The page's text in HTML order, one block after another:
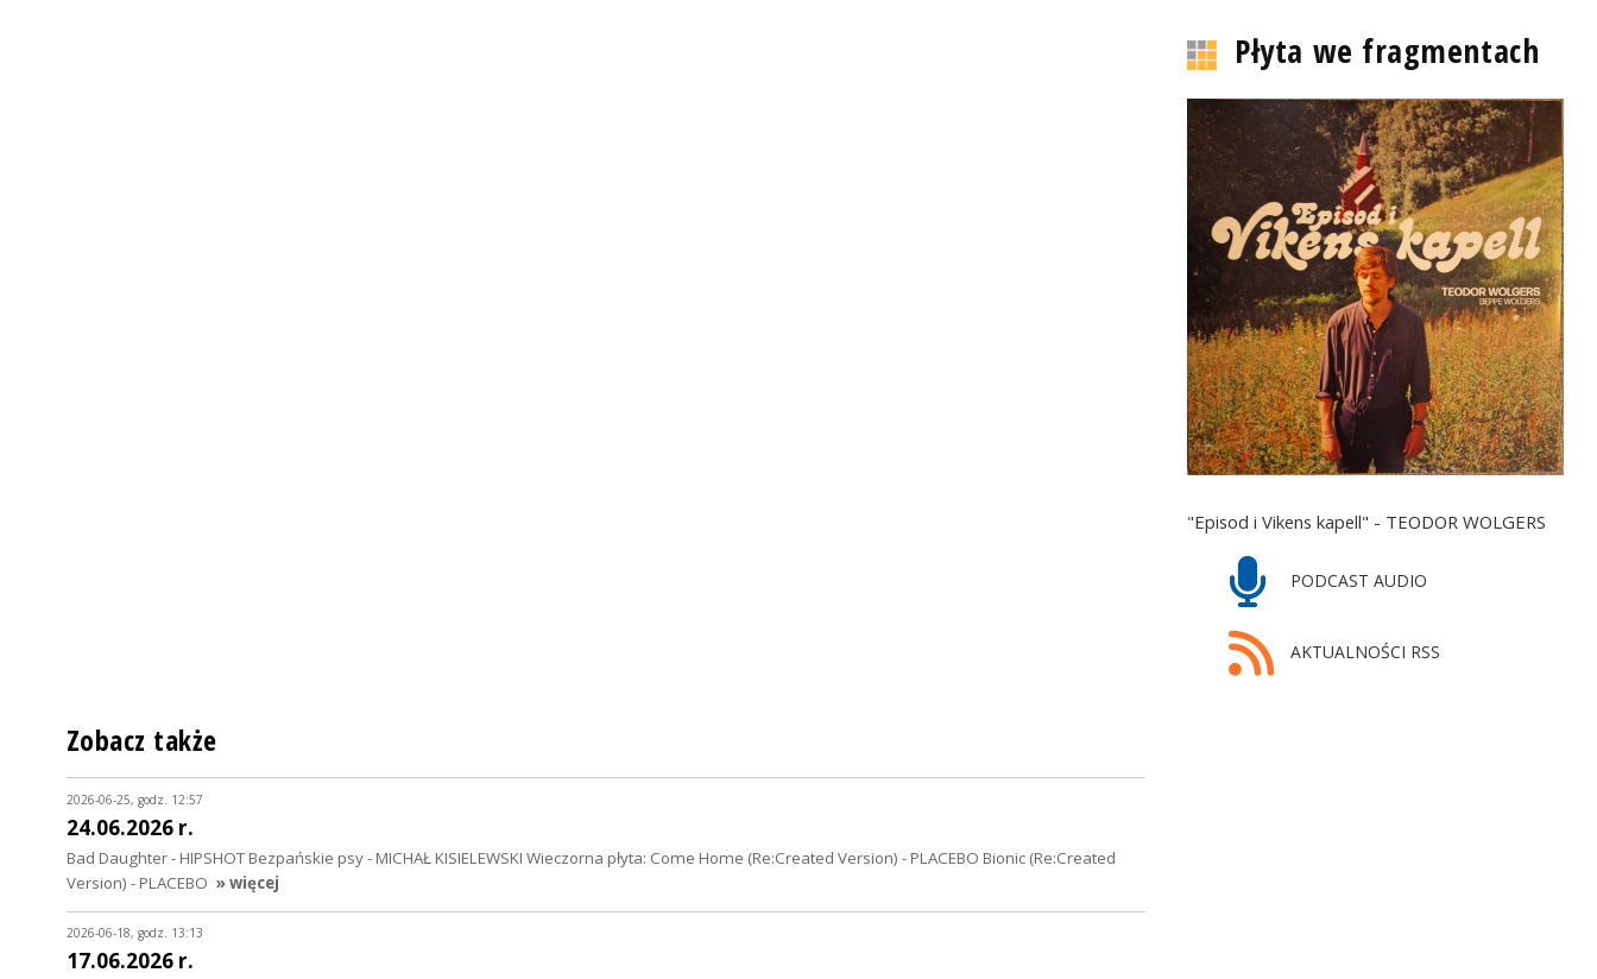
Płyta we fragmentach
"Episod i Vikens kapell" - TEODOR WOLGERS
PODCAST AUDIO
AKTUALNOŚCI RSS
Zobacz także
2026-06-25, godz. 12:57
24.06.2026 r.
Bad Daughter - HIPSHOT Bezpańskie psy - MICHAŁ KISIELEWSKI Wieczorna płyta: Come Home (Re:Created Version) - PLACEBO Bionic (Re:Created
Version) - PLACEBO » więcej
2026-06-18, godz. 13:13
17.06.2026 r.